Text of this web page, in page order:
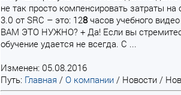
не так просто компенсировать затраты
3.0 от SRC – это: 128часов учебного
ВАМ ЭТО НУЖНО? + Да! Если вы
обучение удается не всегда. С ...
Изменен: 05.08.2016
Путь: Главная / О компании / Новости /